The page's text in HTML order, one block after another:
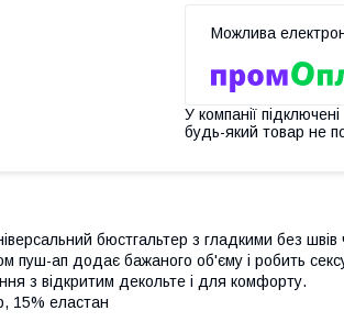
У компанії
будь-який товар не
бюстгальтер з гладкими без
пуш-ап додає бажаного об'єму і робить
з відкритим декольте і для комфорту.
15% еластан